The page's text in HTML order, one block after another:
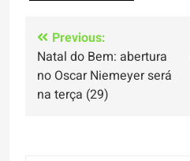
Navegação
de
Post
Previous:
Natal do Bem: abertura
no Oscar Niemeyer será
na terça (29)